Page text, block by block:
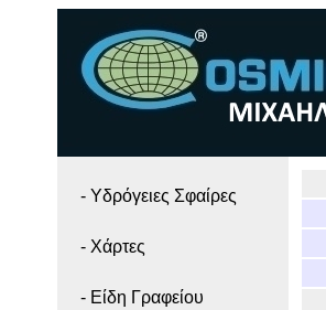
- Yδρόγειες Σφαίρες
- Χάρτες
- Είδη Γραφείου